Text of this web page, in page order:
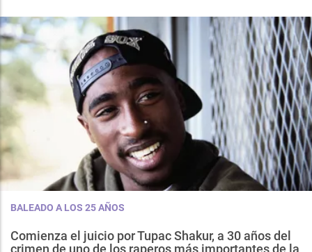
BALEADO A LOS 25 AÑOS
Comienza el juicio por Tupac Shakur, a 30 años del
crimen de uno de los raperos más importantes de la